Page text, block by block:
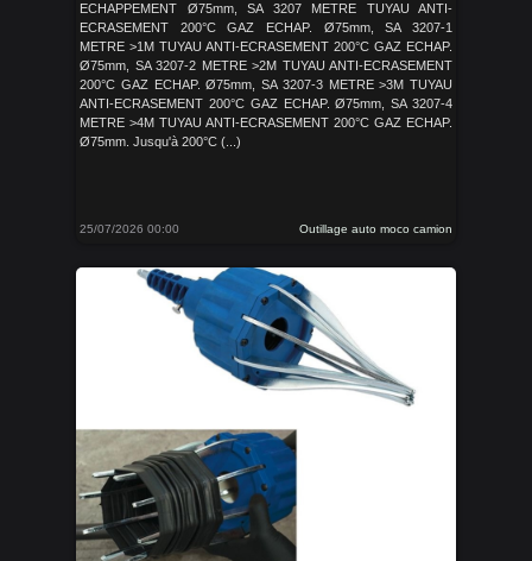
ECHAPPEMENT Ø75mm, SA 3207 METRE TUYAU ANTI-
ECRASEMENT 200°C GAZ ECHAP. Ø75mm, SA 3207-1
METRE >1M TUYAU ANTI-ECRASEMENT 200°C GAZ ECHAP.
Ø75mm, SA 3207-2 METRE >2M TUYAU ANTI-ECRASEMENT
200°C GAZ ECHAP. Ø75mm, SA 3207-3 METRE >3M TUYAU
ANTI-ECRASEMENT 200°C GAZ ECHAP. Ø75mm, SA 3207-4
METRE >4M TUYAU ANTI-ECRASEMENT 200°C GAZ ECHAP.
Ø75mm. Jusqu'à 200°C (...)
25/07/2026 00:00 Outillage auto moco camion